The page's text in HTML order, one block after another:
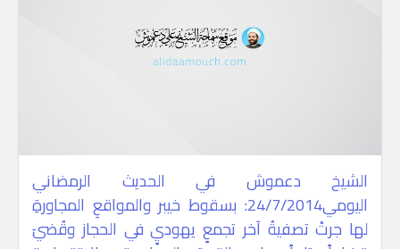
الشيخ دعموش في الحديث الرمضاني
اليومي24/7/2014: بسقوط خيبر والمواقعِ المجاورةِ
لها جرتْ تصفيةُ آخر تجمعٍ يهوديٍ في الحجاز وقُضيَ